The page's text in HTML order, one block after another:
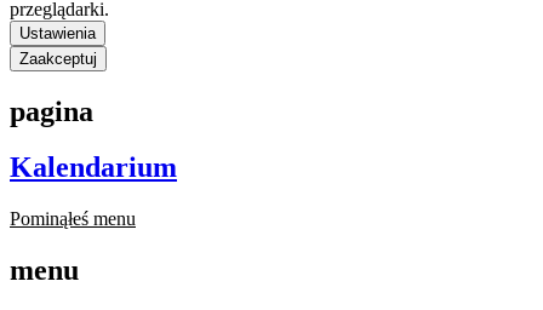
przeglądarki.
Ustawienia
Zaakceptuj
pagina
Kalendarium
Pominąłeś menu
menu